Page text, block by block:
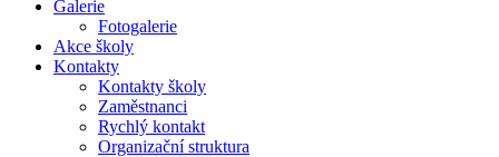
Galerie
Fotogalerie
Akce školy
Kontakty
Kontakty školy
Zaměstnanci
Rychlý kontakt
Organizační struktura